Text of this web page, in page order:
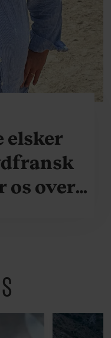
elsker
os over,